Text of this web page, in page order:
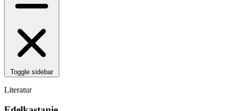
Toggle sidebar
Literatur